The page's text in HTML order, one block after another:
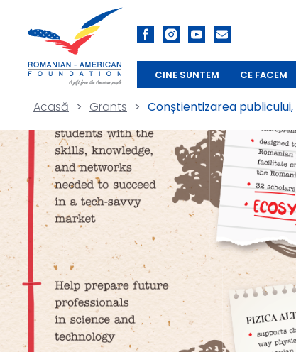
CINE SUNTEM CE FACEM
Acasă > Grants > Conștientizarea